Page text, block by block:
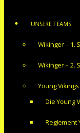
UNSERE TEAMS
Wikinger – 1.
Wikinger – 2.
Young
Die Young
Reglement